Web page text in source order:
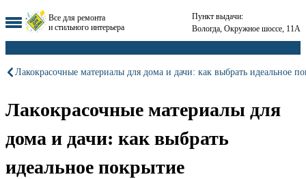
Все для ремонта
и стильного интерьера
Пункт выдачи:
Вологда, Окружное шоссе, 11А
Лакокрасочные материалы для дома и дачи: как выбрать идеальное
Лакокрасочные материалы для
дома и дачи: как выбрать
идеальное покрытие